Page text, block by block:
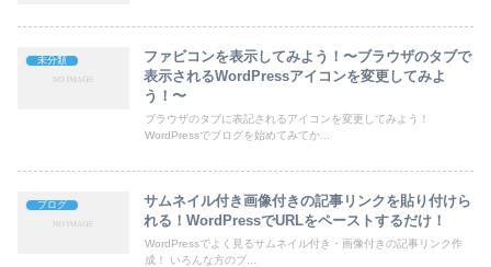
未分類
ファビコンを表示してみよう！〜ブラウザのタブで
表示されるWordPressアイコンを変更してみよ
う！〜
ブラウザのタブに表記されるアイコンを変更してみよう！
WordPressでブログを始めてみてか...
ブログ
サムネイル付き画像付きの記事リンクを貼り付けら
れる！WordPressでURLをペーストするだけ！
WordPressでよく見るサムネイル付き・画像付きの記事リンク作
成！ いろんな方のブ...